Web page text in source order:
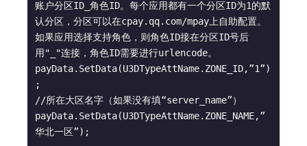
账户分区ID_角色ID。每个应用都有一个分区ID为1的默
认分区，分区可以在cpay.qq.com/mpay上自助配置。
如果应用选择支持角色，则角色ID接在分区ID号后
用"_"连接，角色ID需要进行urlencode。
payData.SetData(U3DTypeAttName.ZONE_ID,”1”)
;
//所在大区名字（如果没有填“server_name”）
payData.SetData(U3DTypeAttName.ZONE_NAME,”
华北一区”);